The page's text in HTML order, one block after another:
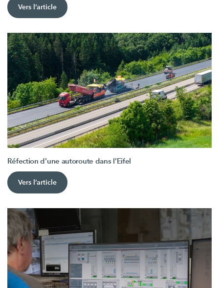
Vers l’article
Réfection d’une autoroute dans l’Eifel
Vers l’article